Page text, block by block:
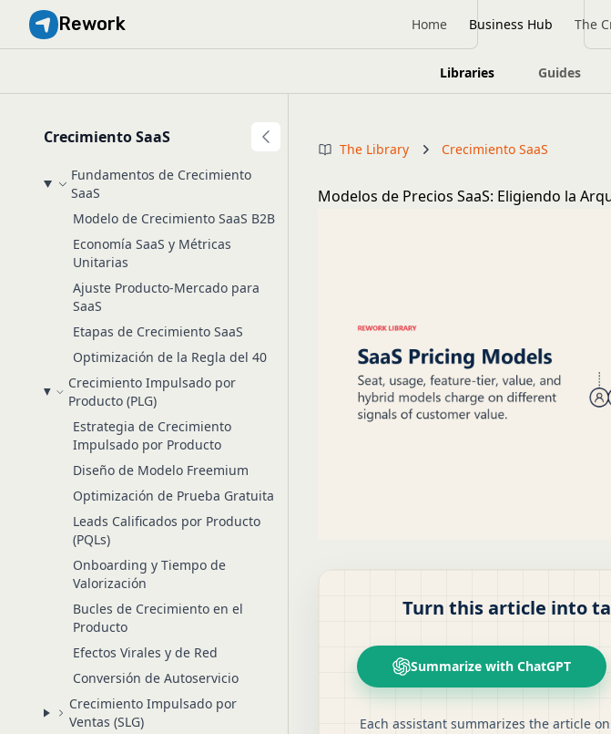
Rework Home Business Hub The
Libraries Guides
Crecimiento SaaS
Fundamentos de Crecimiento
SaaS
Modelo de Crecimiento SaaS B2B
Economía SaaS y Métricas
Unitarias
Ajuste Producto-Mercado para
SaaS
Etapas de Crecimiento SaaS
Optimización de la Regla del 40
Crecimiento Impulsado por
Producto (PLG)
Estrategia de Crecimiento
Impulsado por Producto
Diseño de Modelo Freemium
Optimización de Prueba Gratuita
Leads Calificados por Producto
(PQLs)
Onboarding y Tiempo de
Valorización
Bucles de Crecimiento en el
Producto
Efectos Virales y de Red
Conversión de Autoservicio
Crecimiento Impulsado por
Ventas (SLG)
The Library Crecimiento SaaS
Modelos de Precios SaaS: Eligiendo la
Turn this article into
Summarize with ChatGPT
Each assistant summarizes the article